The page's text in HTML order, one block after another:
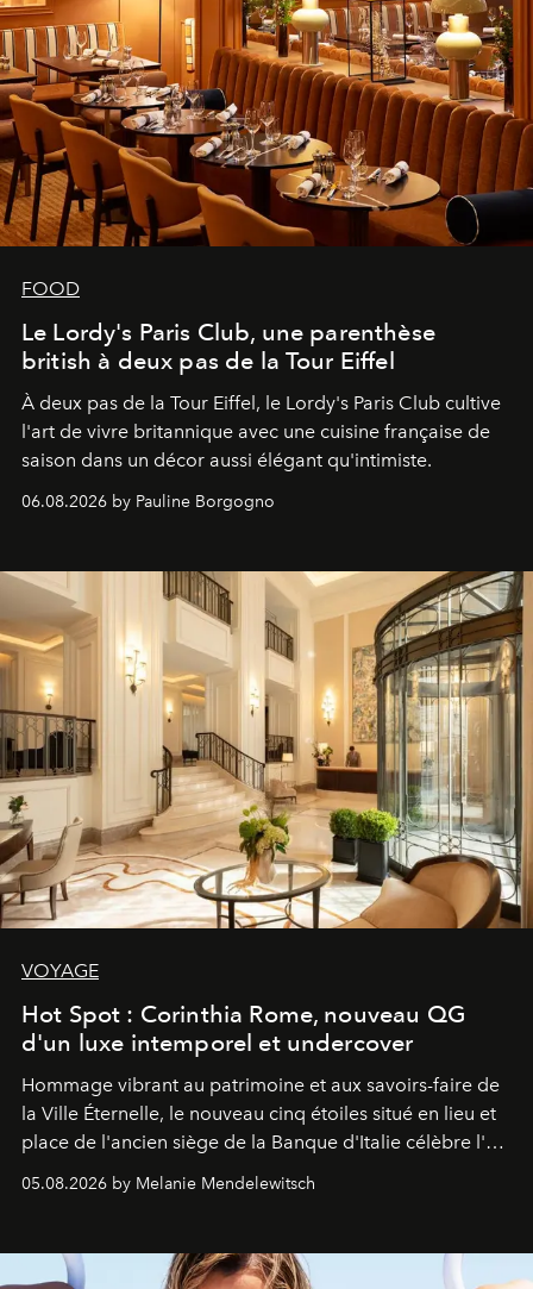
FOOD
Le Lordy's Paris Club, une parenthèse
british à deux pas de la Tour Eiffel
À deux pas de la Tour Eiffel, le Lordy's Paris Club cultive
l'art de vivre britannique avec une cuisine française de
saison dans un décor aussi élégant qu'intimiste.
06.08.2026 by Pauline Borgogno
VOYAGE
Hot Spot : Corinthia Rome, nouveau QG
d'un luxe intemporel et undercover
Hommage vibrant au patrimoine et aux savoirs-faire de
la Ville Éternelle, le nouveau cinq étoiles situé en lieu et
place de l'ancien siège de la Banque d'Italie célèbre l'art
de vivre Romain dans toute son élégance intemporelle.
05.08.2026 by Melanie Mendelewitsch